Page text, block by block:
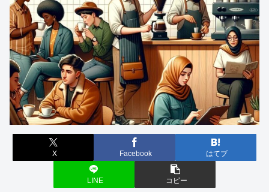
X Facebook はてブ
LINE コピー